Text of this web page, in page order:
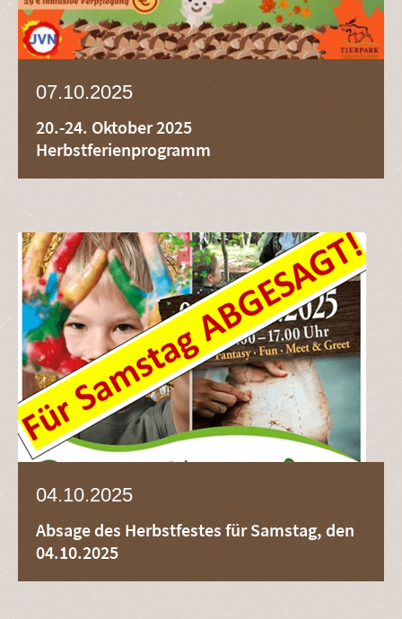
07.10.2025
20.-24. Oktober 2025
Herbstferienprogramm
04.10.2025
Absage des Herbstfestes für Samstag, den
04.10.2025